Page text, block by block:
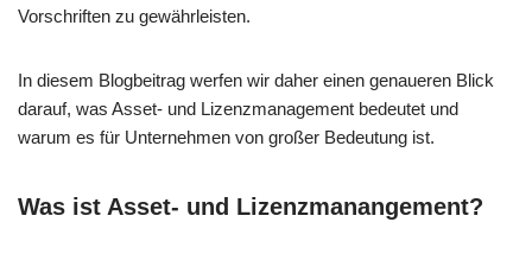
Vorschriften zu gewährleisten.
In diesem Blogbeitrag werfen wir daher einen genaueren Blick
darauf, was Asset- und Lizenzmanagement bedeutet und
warum es für Unternehmen von großer Bedeutung ist.
Was ist Asset- und Lizenzmanangement?